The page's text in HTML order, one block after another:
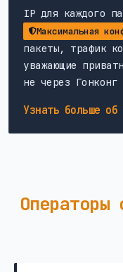
IP для каждого
Максимальная
пакеты, трафик
уважающие
не через Гонконг
Узнать больше
Операторы